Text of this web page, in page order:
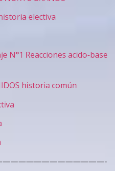
electiva
N°1 Reacciones acido-base
historia común